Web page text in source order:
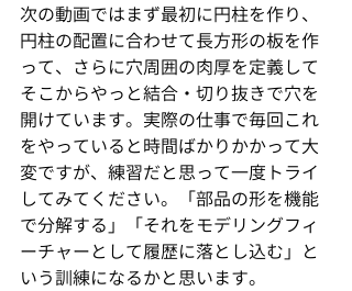
次の動画ではまず最初に円柱を作り、
円柱の配置に合わせて長方形の板を作
って、さらに穴周囲の肉厚を定義して
そこからやっと結合・切り抜きで穴を
開けています。実際の仕事で毎回これ
をやっていると時間ばかりかかって大
変ですが、練習だと思って一度トライ
してみてください。「部品の形を機能
で分解する」「それをモデリングフィ
ーチャーとして履歴に落とし込む」と
いう訓練になるかと思います。